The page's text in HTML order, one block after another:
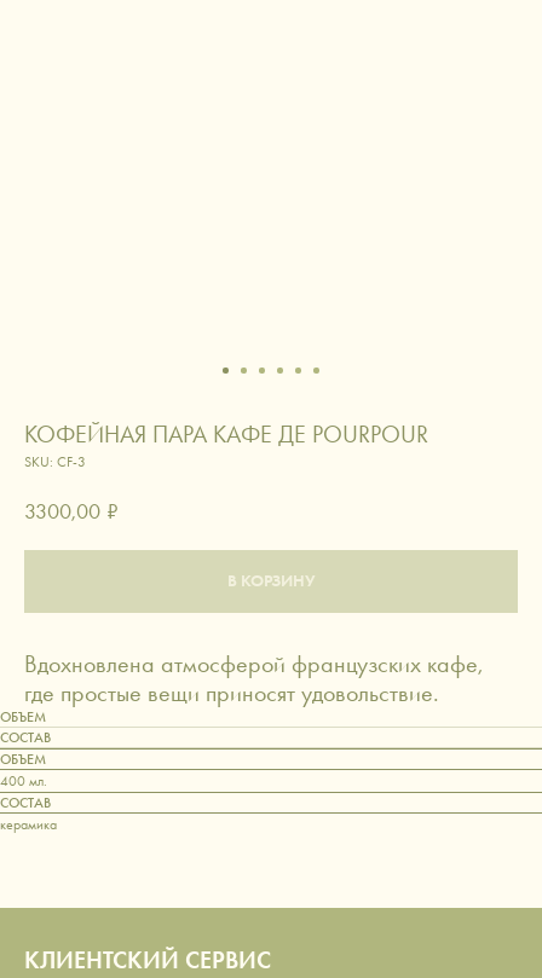
КОФЕЙНАЯ ПАРА КАФЕ ДЕ POURPOUR
SKU: CF-3
3300,00 ₽
В КОРЗИНУ
Вдохновлена атмосферой французских кафе,
где простые вещи приносят удовольствие.
ОБЪЕМ
СОСТАВ
ОБЪЕМ
400 мл.
СОСТАВ
керамика
КЛИЕНТСКИЙ СЕРВИС